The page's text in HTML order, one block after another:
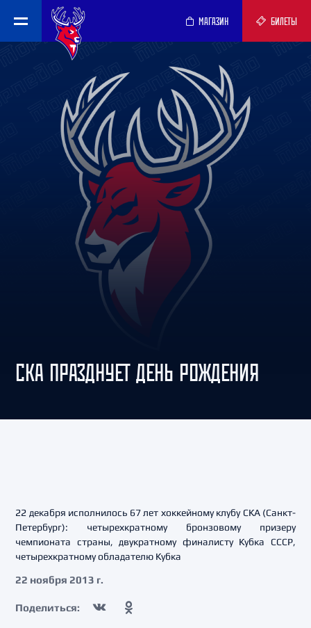
МАГАЗИН БИЛЕТЫ
СКА ПРАЗДНУЕТ ДЕНЬ РОЖДЕНИЯ
22 декабря исполнилось 67 лет хоккейному клубу СКА (Санкт-
Петербург): четырехкратному бронзовому призеру
чемпионата страны, двукратному финалисту Кубка СССР,
четырехкратному обладателю Кубка
22 ноября 2013 г.
Поделиться: